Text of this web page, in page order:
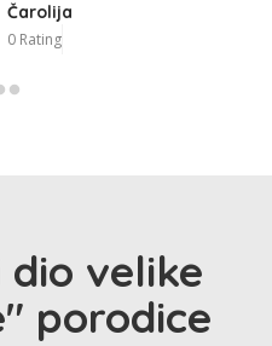
Čarolija
0 Rating
dio velike
porodice